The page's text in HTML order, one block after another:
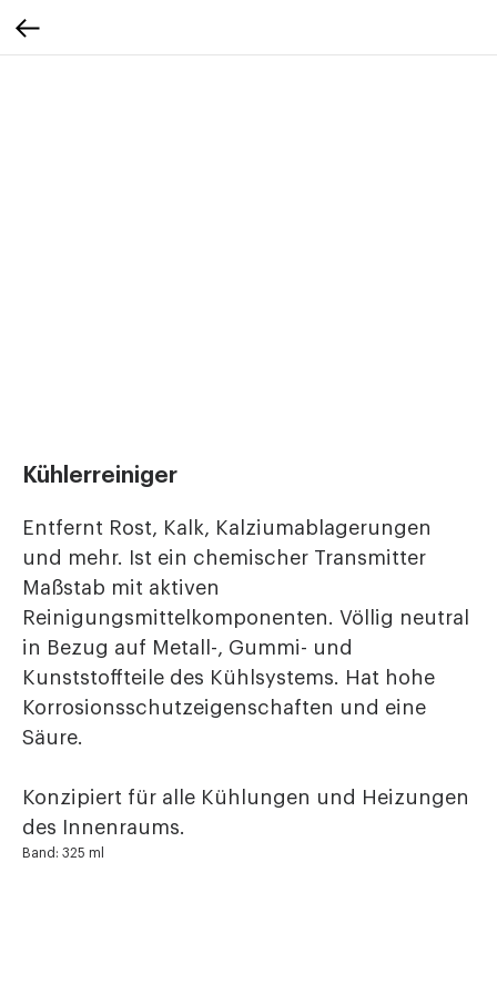
Kühlerreiniger
Entfernt Rost, Kalk, Kalziumablagerungen
und mehr. Ist ein chemischer Transmitter
Maßstab mit aktiven
Reinigungsmittelkomponenten. Völlig neutral
in Bezug auf Metall-, Gummi- und
Kunststoffteile des Kühlsystems. Hat hohe
Korrosionsschutzeigenschaften und eine
Säure.
Konzipiert für alle Kühlungen und Heizungen
des Innenraums.
Band: 325 ml